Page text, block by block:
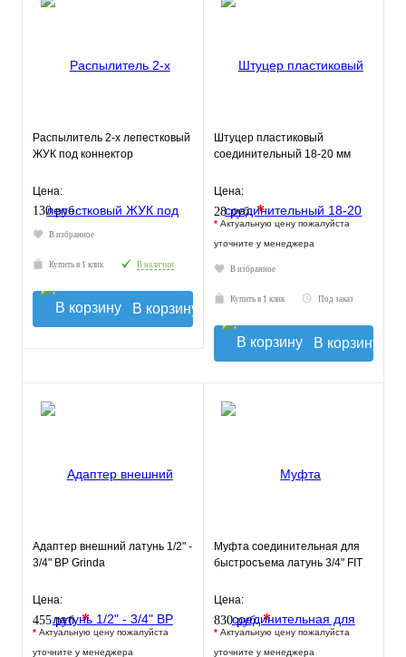
Распылитель 2-х лепестковый
ЖУК под коннектор
Цена:
130 руб.
В избранное
Купить в 1 клик В наличии
В корзину
Штуцер пластиковый
соединительный 18-20 мм
Цена:
28 руб.*
* Актуальную цену пожалуйста
уточните у менеджера
В избранное
Купить в 1 клик Под заказ
В корзину
Адаптер внешний латунь 1/2" -
3/4" ВР Grinda
Цена:
455 руб.*
* Актуальную цену пожалуйста
уточните у менеджера
Муфта соединительная для
быстросъема латунь 3/4" FIT
Цена:
830 руб.*
* Актуальную цену пожалуйста
уточните у менеджера